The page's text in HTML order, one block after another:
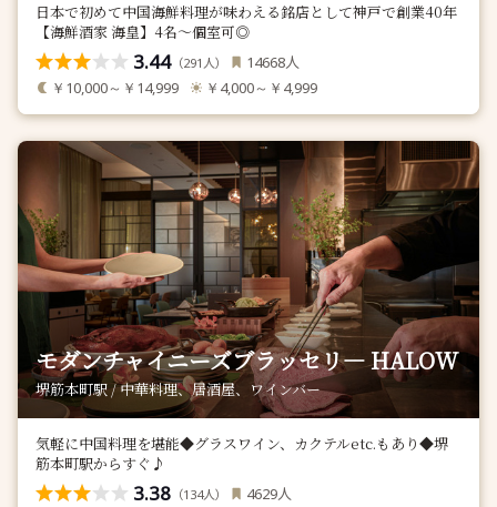
日本で初めて中国海鮮料理が味わえる銘店として神戸で創業40年
【海鮮酒家 海皇】4名～個室可◎
3.44（291 人） 14668人
￥10,000～￥14,999 ￥4,000～￥4,999
モダンチャイニーズブラッセリ― HALOW
堺筋本町駅 / 中華料理、居酒屋、ワインバー
気軽に中国料理を堪能◆グラスワイン、カクテルetc.もあり◆堺
筋本町駅からすぐ♪
3.38 （134人） 4629人